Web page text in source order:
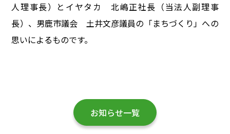
人理事長）とイヤタカ 北嶋正社長（当法人副理事
長）、男鹿市議会 土井文彦議員の「まちづくり」への
思いによるものです。
お知らせ一覧